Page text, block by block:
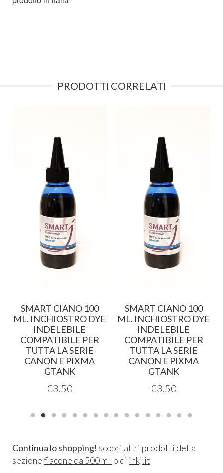
PRODOTTI CORRELATI
SMART CIANO 100
ML. INCHIOSTRO DYE
INDELEBILE
COMPATIBILE PER
TUTTA LA SERIE
CANON E PIXMA
GTANK
€3,50
SMART CIANO 100
ML. INCHIOSTRO DYE
INDELEBILE
COMPATIBILE PER
TUTTA LA SERIE
CANON E PIXMA
GTANK
€3,50
Continua lo shopping! scopri altri prodotti della
sezioneflacone da 500 ml. o di inkj.it